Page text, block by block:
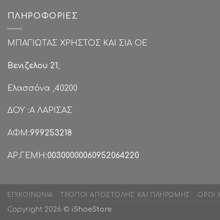
ΠΛΗΡΟΦΟΡΊΕΣ
ΜΠΑΓΙΩΤΑΣ ΧΡΗΣΤΟΣ ΚΑΙ ΣΙΑ ΟΕ
Βενιζελου 21,
Ελασσόνα ,40200
ΔΟΥ :Α ΛΑΡΙΣΑΣ
ΑΦΜ:999253218
ΑΡ.ΓΕΜΗ:00300000060952064220
ΕΠΙΚΟΙΝΩΝΊΑ ΤΡΌΠΟΙ ΑΠΟΣΤΟΛΉΣ ΚΑΙ ΠΛΗΡΩΜΉΣ ΌΡΟΙ
Copyright 2026 © iShoeStore